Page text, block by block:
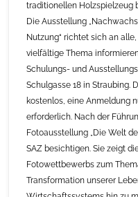
traditionellen Holzspielzeug
Die Ausstellung
Nutzung“ richtet sich an
vielfältige Thema
Schulungs- und
Schulgasse 18 in Straubing.
kostenlos, eine Anmeldung
erforderlich. Nach der
Fotoausstellung „Die Welt
SAZ besichtigen. Sie zeigt
Fotowettbewerbs zum
Transformation unserer